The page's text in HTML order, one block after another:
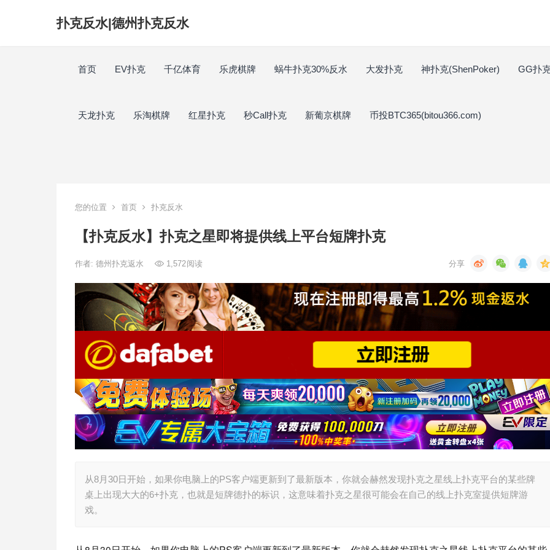
扑克反水|德州扑克反水
首页 EV扑克 千亿体育 乐虎棋牌 蜗牛扑克30%反水 大发扑克 神扑克(ShenPoker) GG扑
天龙扑克 乐淘棋牌 红星扑克 秒Call扑克 新葡京棋牌 币投BTC365(bitou366.com)
您的位置 首页 扑克反水
【扑克反水】扑克之星即将提供线上平台短牌扑克
作者: 德州扑克返水 1,572阅读
从8月30日开始，如果你电脑上的PS客户端更新到了最新版本，你就会赫然发现扑克之星线上扑克平台的某些牌
桌上出现大大的6+扑克，也就是短牌德扑的标识，这意味着扑克之星很可能会在自己的线上扑克室提供短牌游
戏。